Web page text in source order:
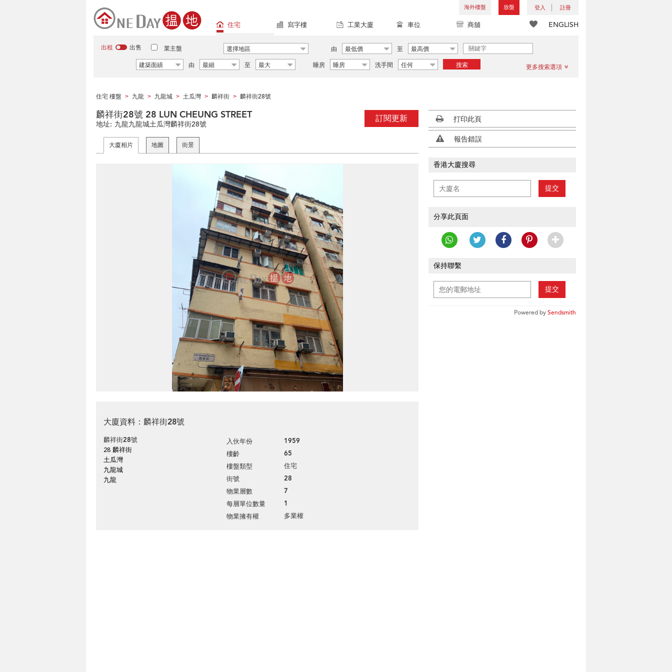
海外樓盤 放盤 登入 註冊
ENGLISH
住宅 寫字樓 工業大廈 車位 商舖
出租 出售 業主盤 選擇地區 由 最低價 至
最高價
建築面績
由 最細 至 最大 睡房 睡房 洗手間 任何 搜索 更多搜索選項
住宅 樓盤 > 九龍 > 九龍城 > 土瓜灣 > 麟祥街 > 麟祥街28號
訂閱更新
麟祥街28號 28 LUN CHEUNG STREET
地址: 九龍九龍城土瓜灣麟祥街28號
大廈相片 地圖 街景
大廈資料：麟祥街28號
麟祥街28號
28 麟祥街
土瓜灣
九龍城
九龍
入伙年份 1959
樓齡 65
樓盤類型 住宅
街號 28
物業層數 7
每層單位數量 1
物業擁有權 多業權
打印此頁
報告錯誤
香港大廈搜尋
提交
分享此頁面
保持聯繫
提交
Powered bySendsmith